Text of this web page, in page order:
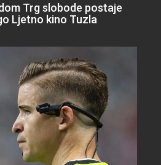
Trg slobode postaje
Ljetno kino Tuzla